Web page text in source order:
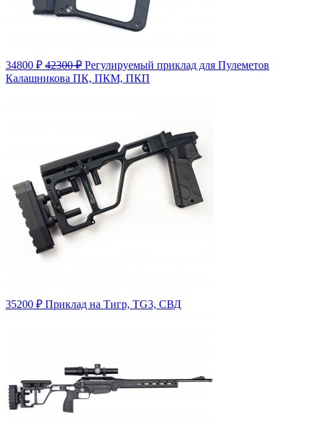
34800 ₽ 42300 ₽ Регулируемый приклад для Пулеметов
Калашникова ПК, ПКМ, ПКП
35200 ₽ Приклад на Тигр, TG3, СВД